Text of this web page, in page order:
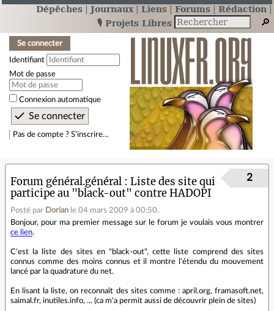
Dépêches Journaux Liens Forums
Rédaction
🎙️ Projets Libres
Se connecter
Identifiant
Mot de passe
Connexion automatique
Pas de compte ? S’inscrire…
Forum général.général
Liste des site qui
participe au "black-out" contre HADOPI
Posté par Dorian le 04 mars 2009 à 00:50.
2
Bonjour, pour ma premier message sur le forum je voulais vous montrer
ce lien.
C'est la liste des sites en "black-out", cette liste comprend des sites
connus comme des moins connus et il montre l'étendu du mouvement
lancé par la quadrature du net.
En lisant la liste, on reconnaît des sites comme : april.org, framasoft.net,
saimal.fr, inutiles.info, ... (ca m'a permit aussi de découvrir plein de sites)